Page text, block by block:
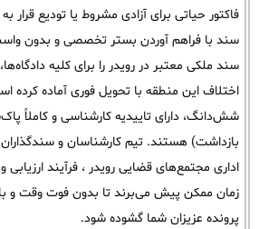
فاکتور حیاتی برای آزادی مشروط یا تودیع قرار
سند با فراهم آوردن بستر تخصصی و بدون
سند ملکی معتبر در رویدر را برای کلیه
اختلاف این منطقه با تحویل فوری آماده کرده
شش‌دانگ، دارای تاییدیه کارشناسی و کاملاً
بازداشت) هستند. تیم کارشناسان و
اداری مجتمع‌های قضایی رویدر ، فرآیند ارزیابی
زمان ممکن پیش می‌برند تا بدون فوت وقت و با
پرونده عزیزان شما گشوده شود.